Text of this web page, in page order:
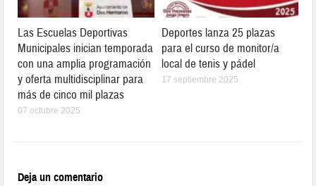
Las Escuelas Deportivas
Municipales inician temporada
con una amplia programación
y oferta multidisciplinar para
más de cinco mil plazas
07 octubre 2025
Deportes lanza 25 plazas
para el curso de monitor/a
local de tenis y pádel
17 septiembre 2025
Deja un comentario